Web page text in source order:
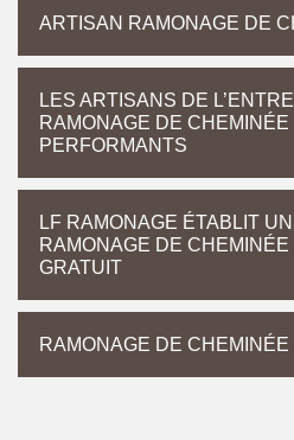
ARTISAN RAMONAGE DE
LES ARTISANS DE
RAMONAGE DE
PERFORMANTS
LF RAMONAGE ÉTABLIT
RAMONAGE DE
GRATUIT
RAMONAGE DE CHEMINÉE